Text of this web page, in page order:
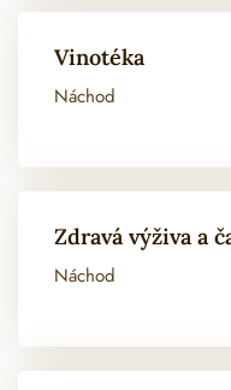
Vinotéka
Náchod
Zdravá výživa a
Náchod